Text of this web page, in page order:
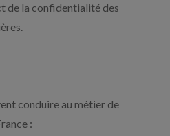
de la confidentialité des
conduire au métier de
: